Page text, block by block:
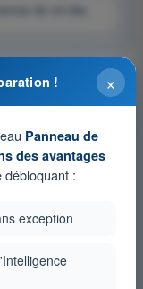
de vol des
×
!
Panneau de
des avantages
:
exception